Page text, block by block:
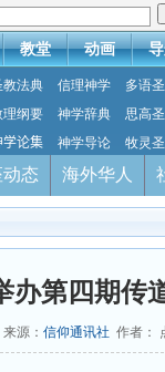
教堂 动画
教法典 信理神学 多语
理纲要 神学辞典 思高
学论集 神学导论 牧灵
态 海外华人
办第四期传
源： 信仰通讯社 作者：